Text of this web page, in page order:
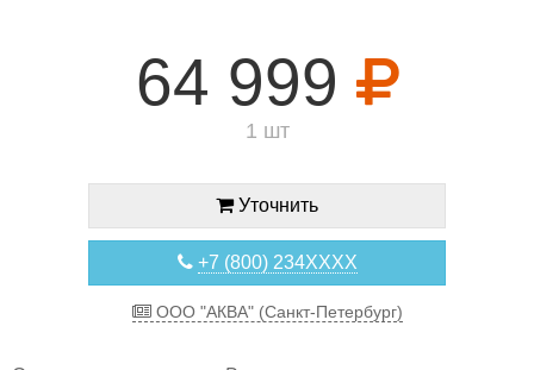
64 999
1 шт
Уточнить
+7 (800) 234XXXX
ООО "АКВА" (Санкт-Петербург)